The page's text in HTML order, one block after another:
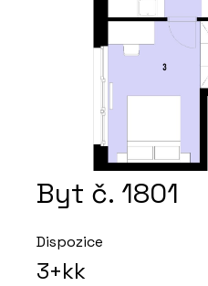
Byt č. 1801
Dispozice
3+kk